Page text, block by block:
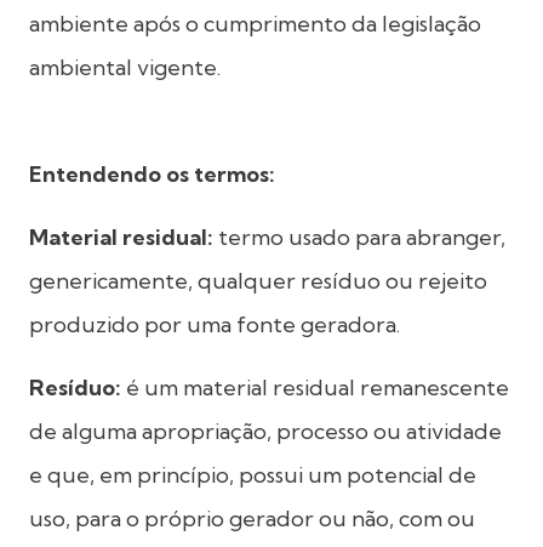
ambiente após o cumprimento da legislação
ambiental vigente.
Entendendo os termos:
Material residual: termo usado para abranger,
genericamente, qualquer resíduo ou rejeito
produzido por uma fonte geradora.
Resíduo: é um material residual remanescente
de alguma apropriação, processo ou atividade
e que, em princípio, possui um potencial de
uso, para o próprio gerador ou não, com ou